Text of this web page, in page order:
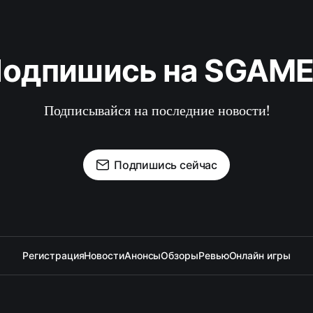
на
Подписывайся на последние новости!
Подпишись сейчас
РегистрацияНовостиАнонсыОбзорыРевьюОнлайн игры